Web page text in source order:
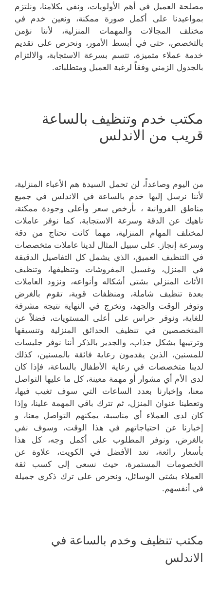
مصلحة العميل في أهم الأولويات، ونفي بكلامنا، ونلتزم
بمواعيدنا على أكمل صورة ممكنة، ونعين خدم في
مختلف المجالات والمهمات المنزلية، لأننا نؤمن
بالتخصص، حتى في أبسط الأمور، ونحرص على تقديم
خدمة عملاء متميزة، تتسم بسرعة الاستجابة، والالتزام
بالجدول الزمني وفقاً لرغبة العميل ومتطلباته.
مكتب خدم وتنظيف بالساعة
قريب من الاندلس
من اليوم وصاعداً، لن تحمل السيدة هم الأعباء المنزلية،
لأننا نرسل إليها خدم بالساعة في الاندلس في جميع
مناطق الفروانية ، بأرخص سعر وأعلى وجودة ممكنة،
ناهيك عن الدقة وسرعة الاستجابة، كما نوفر عاملات
لمختلف المهام المنزلية، مهما كانت تحتاج من دقة
وسرعة إنجاز. على سبيل المثال لدينا عاملات متخصصات
في التنظيف العميق، الذي يشمل كل التفاصيل الدقيقة
في المنزل، وغسيل المفروشات وتنظيفها، وتنظيف
الأثاث المنزلي بشتى أشكاله وأنواعه، ونزود العاملات
بعدة تنظيف شاملة، ومنظفات قوية، تقوم بالغرض
وتوفر الوقت والجهد، وتخرج في النهاية نتيجة مشرفة
للغاية، ونوفر حراس على أعلى المستويات، فضلاً عن
المتخصصين في تنظيف الحدائق المنزلية وتنسيقها
وترتيبها بشكل جذاب، والجدير بالذكر أننا نوفر جليسات
للمسنين، الذين يقدمون رعاية فائقة بالمسنين، كذلك
لدينا متخصصات في رعاية الأطفال بالساعة، فإذا كان
لدى الأم أي مشوار أو مهمة معينة، كل ما عليها التواصل
معنا، وإخبارنا بعدد الساعات التي سوف تغيب فيها،
وتعطينا عنوان المنزل، ثم تترك باقي المهمة علينا، وإذا
كان لدى العملاء أي مناسبة، يمكنهم التواصل معنا، و
إخبارنا عن احتياجاتهم في هذا الوقت، وسوف نفي
بالغرض، ونوفر المطلوب على أكمل وجه، كل هذا
بأسعار رائعة، تعد الأفضل في الكويت، علاوة عن
الخصومات المستمرة، حيث نسعى إلى كسب ثقة
العملاء بشتى الوسائل، ونحرص على ترك ذكرى جميلة
في أنفسهم.
مكتب تنظيف وخدم بالساعة في
الاندلس